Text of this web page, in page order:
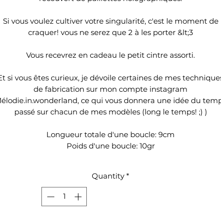
Si vous voulez cultiver votre singularité, c'est le moment de
craquer! vous ne serez que 2 à les porter &lt;3
Vous recevrez en cadeau le petit cintre assorti.
si vous êtes curieux, je dévoile certaines de mes
de fabrication sur mon compte instagram
ce qui vous donnera une idée du
passé sur chacun de mes modèles (long le temps! ;) )
Longueur totale d'une boucle: 9cm
Poids d'une boucle: 10gr
Quantity *